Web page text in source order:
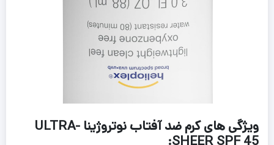
ویژگی های کرم ضد آفتاب نوتروژینا ULTRA-
SHEER SPF 45: